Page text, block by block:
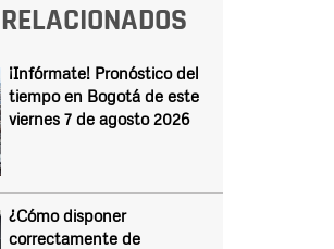
¡Infórmate! Pronóstico del
tiempo en Bogotá de este
viernes 7 de agosto 2026
¿Cómo disponer
correctamente de